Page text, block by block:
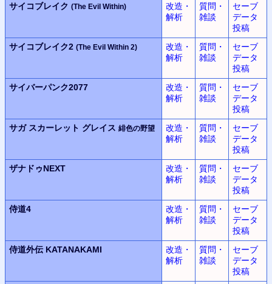
サイコブレイク (The Evil Within)
改造・
解析
質問・
雑談
セーブ
データ
投稿
サイコブレイク2 (The Evil Within 2)
改造・
解析
質問・
雑談
セーブ
データ
投稿
サイバーパンク2077
改造・
解析
質問・
雑談
セーブ
データ
投稿
サガ スカーレット グレイス 緋色の野望
改造・
解析
質問・
雑談
セーブ
データ
投稿
ザナドゥNEXT
改造・
解析
質問・
雑談
セーブ
データ
投稿
侍道4
改造・
解析
質問・
雑談
セーブ
データ
投稿
侍道外伝 KATANAKAMI
改造・
解析
質問・
雑談
セーブ
データ
投稿